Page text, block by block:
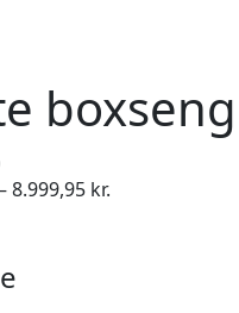
boxseng
8.999,95 kr.